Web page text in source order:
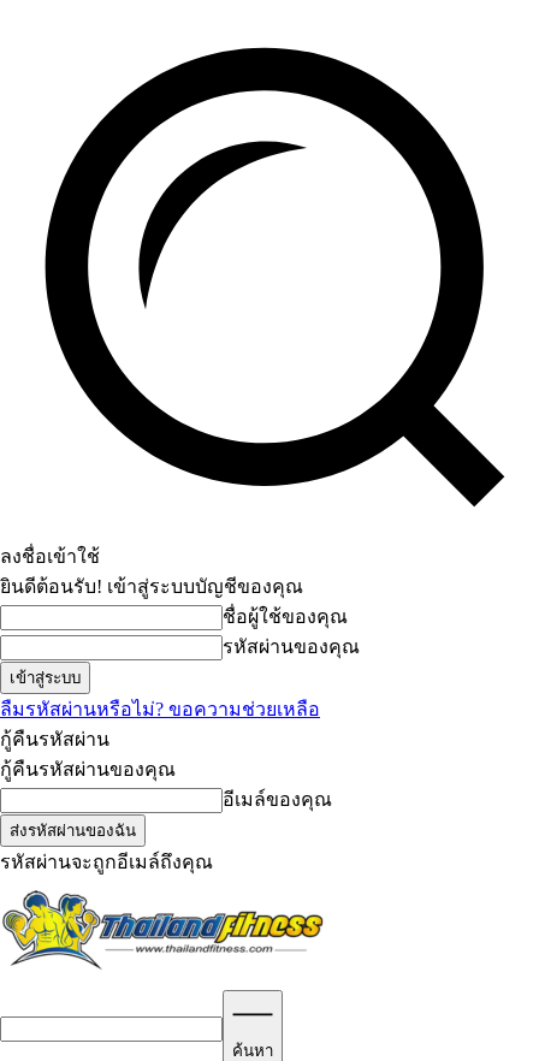
ลงชื่อเข้าใช้
ยินดีต้อนรับ! เข้าสู่ระบบบัญชีของคุณ
ชื่อผู้ใช้ของคุณ
รหัสผ่านของคุณ
ลืมรหัสผ่านหรือไม่? ขอความช่วยเหลือ
กู้คืนรหัสผ่าน
กู้คืนรหัสผ่านของคุณ
อีเมล์ของคุณ
รหัสผ่านจะถูกอีเมล์ถึงคุณ
ค้นหา